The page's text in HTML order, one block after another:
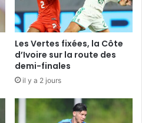
Les Vertes fixées, la Côte
d’Ivoire sur la route des
demi-finales
il y a 2 jours